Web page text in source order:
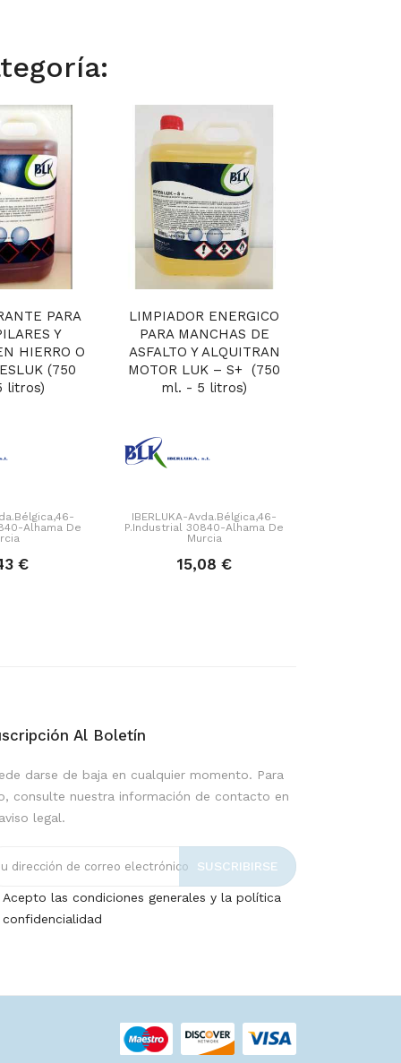
PARA
Y
HIERRO O
(750
litros)
Alhama De
€
LIMPIADOR ENERGICO
PARA MANCHAS DE
ASFALTO Y ALQUITRAN
MOTOR LUK – S+ (750
ml. - 5 litros)
IBERLUKA-Avda.Bélgica,46-
P.Industrial 30840-Alhama De
Murcia
15,08 €
Al Boletín
darse de baja en cualquier momento. Para
consulte nuestra información de contacto en
legal.
Acepto las condiciones generales y la política